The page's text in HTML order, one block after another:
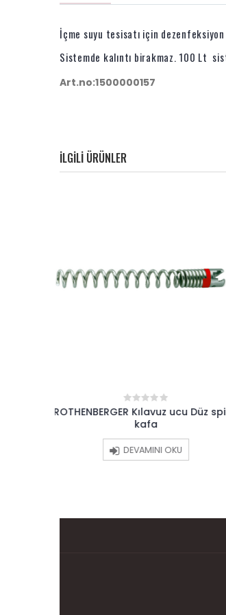
İçme suyu tesisatı için dezenfeksiyon
Sistemde kalıntı birakmaz. 100 Lt
Art.no:1500000157
ILGILI ÜRÜNLER
0
out
of
5
ROTHENBERGER Kılavuz ucu
kafa
DEVAMINI OKU